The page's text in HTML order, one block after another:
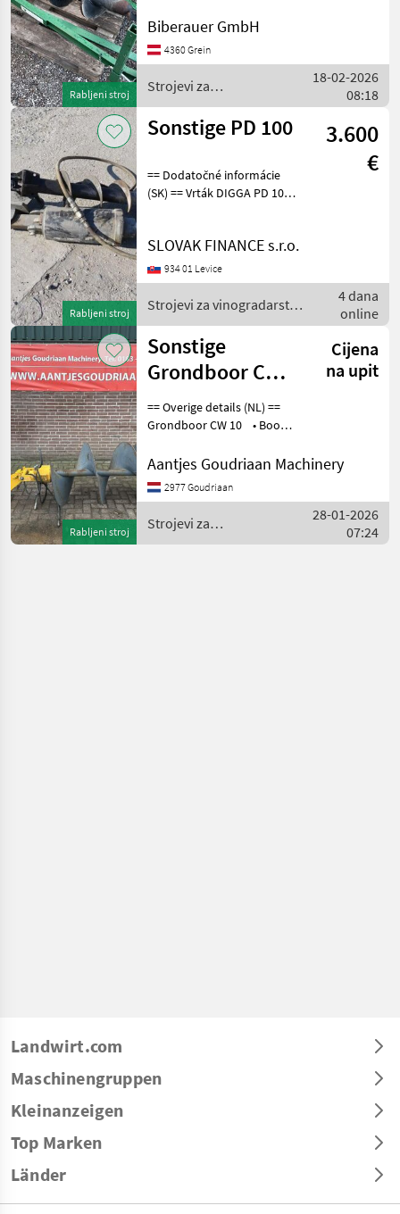
Conpexim
MARKETPLACE
Marketplace
Ponude
trgovaca
Mali
oglasi
Rabljeni stroj
Biberauer GmbH
4360 Grein
Strojevi za
vinogradarstvo /
Sonstige
18-02-2026
08:18
Rabljeni stroj
Sonstige PD 100
3.600
€
== Dodatočné informácie
(SK) == Vrták DIGGA PD 100
vinogradarstvo Bušilice
zemlje
SLOVAK FINANCE s.r.o.
934 01 Levice
Strojevi za vinogradarstvo
/ Sonstige
4 dana
online
Rabljeni stroj
Sonstige
Grondboor CW
05
Cijena
na upit
== Overige details (NL) ==
Grondboor CW 10 • Boor
Boorlengte 1500mm Staat:
Gebruikt Strojevi za
vinogradars
Aantjes Goudriaan Machinery
2977 Goudriaan
Strojevi za
vinogradarstvo /
28-01-2026
07:24
Landwirt.com
Maschinengruppen
Kleinanzeigen
Top Marken
Länder